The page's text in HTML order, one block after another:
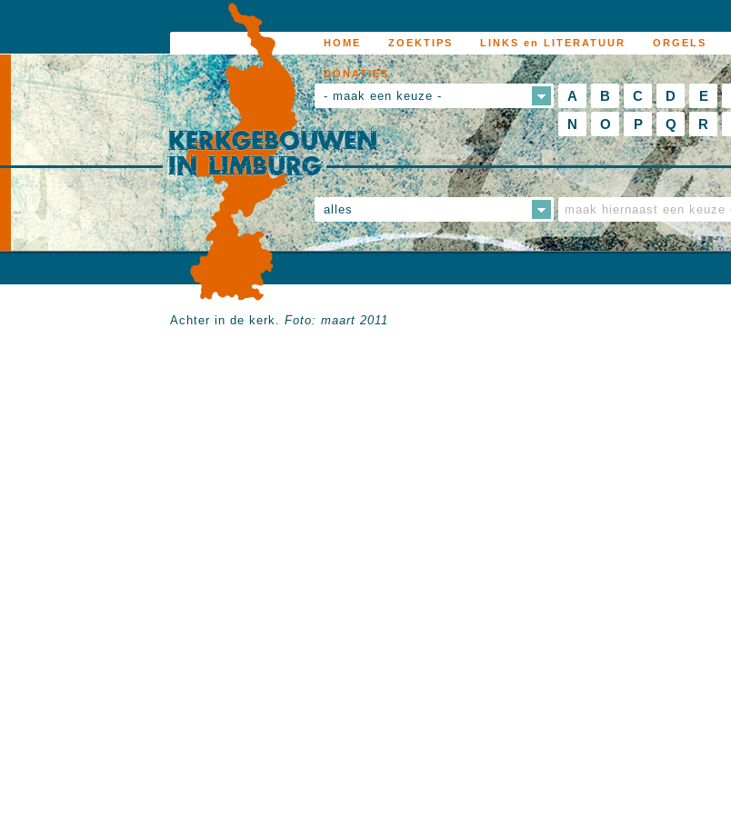
HOME ZOEKTIPS LINKS en LITERATUUR ORGELS
DONATIES
- maak een keuze - A B C D E
N
O P Q R
alles
Achter in de kerk. Foto: maart 2011